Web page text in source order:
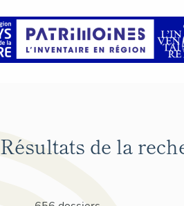
Résultats de la